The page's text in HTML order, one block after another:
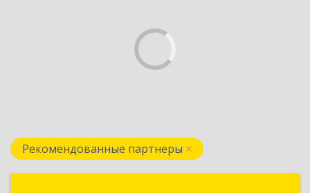
Рекомендованные партнеры